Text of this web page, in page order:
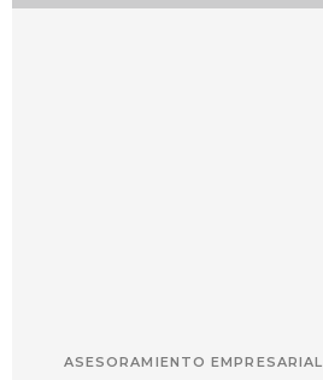
ASESORAMIENTO EMPRESARIAL